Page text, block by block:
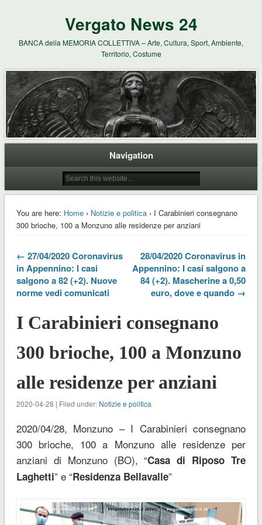
Vergato News 24
BANCA della MEMORIA COLLETTIVA – Arte, Cultura, Sport, Ambiente,
Territorio, Costume
Navigation
You are here: Home› Notizie e politica› I Carabinieri consegnano
300 brioche, 100 a Monzuno alle residenze per anziani
← 27/04/2020 Coronavirus
in Appennino: I casi
salgono a 82 (+2). Nuove
norme vedi comunicati
28/04/2020 Coronavirus in
Appennino: I casi salgono a
84 (+2). Mascherine a 0,50
euro, dove e quando →
I Carabinieri consegnano
300 brioche, 100 a Monzuno
alle residenze per anziani
2020-04-28 | Filed under: Notizie e politica
2020/04/28, Monzuno – I Carabinieri consegnano
300 brioche, 100 a Monzuno alle residenze per
anziani di Monzuno (BO), “Casa di Riposo Tre
Laghetti” e “Residenza Bellavalle”